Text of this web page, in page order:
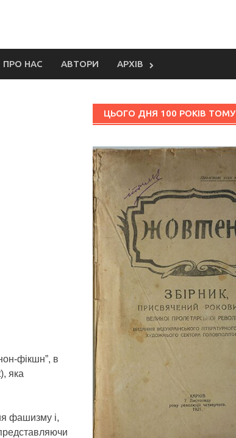
ПРО НАС АВТОРИ АРХІВ
фікшн”, в
яка
фашизму і,
ЦЬОГО ДНЯ 100 РОКІВ ТОМУ